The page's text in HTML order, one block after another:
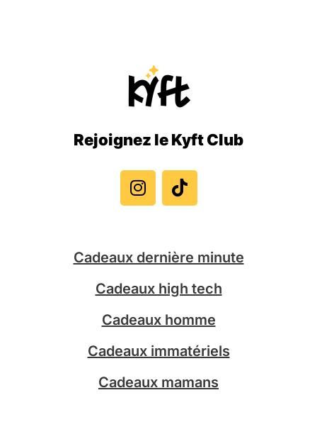
Rejoignez le Kyft Club
n
s
t
r
a
m
i
k
t
Cadeaux dernière minute
Cadeaux high tech
Cadeaux homme
Cadeaux immatériels
Cadeaux mamans